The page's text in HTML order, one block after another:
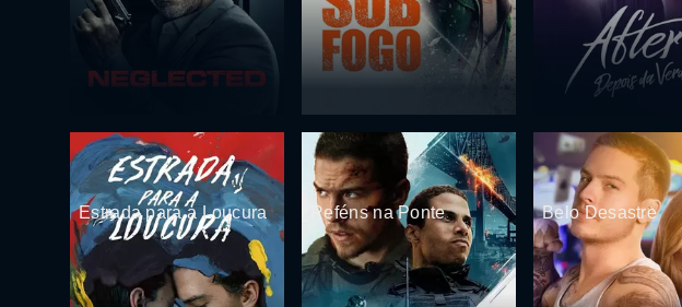
Estrada para a Loucura Reféns na Ponte Belo Desastre